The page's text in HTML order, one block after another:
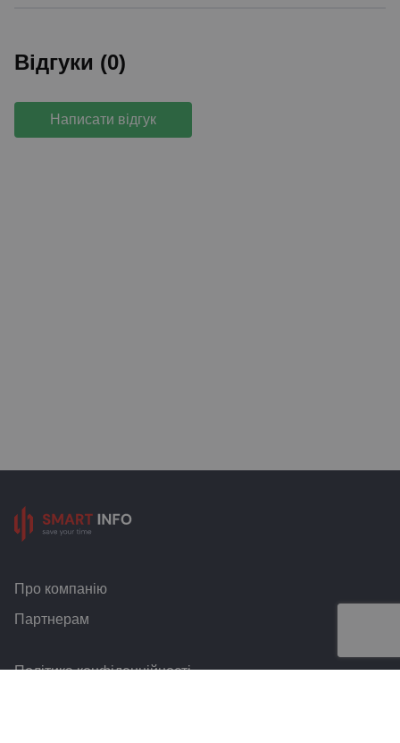
Відгуки (0)
Написати відгук
Про компанію
Партнерам
Політика конфіденційності